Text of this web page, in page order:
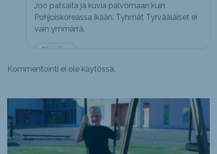
Nimetön
Joo patsaita ja kuvia palvomaan kuin
Pohjoiskoreassa ikään. Tyhmät Tyrvääläiset ei
vain ymmärrä.
Kommentointi ei ole käytössä.